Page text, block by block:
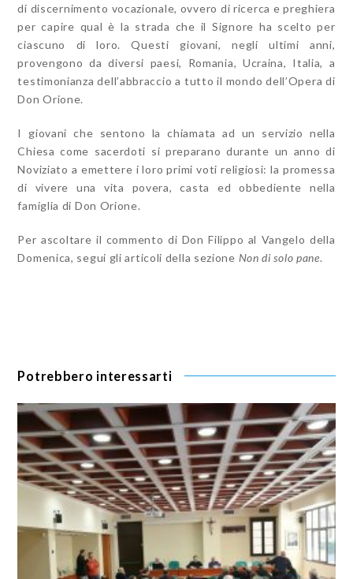
di discernimento vocazionale, ovvero di ricerca e preghiera
per capire qual è la strada che il Signore ha scelto per
ciascuno di loro. Questi giovani, negli ultimi anni,
provengono da diversi paesi, Romania, Ucraina, Italia, a
testimonianza dell’abbraccio a tutto il mondo dell’Opera di
Don Orione.
I giovani che sentono la chiamata ad un servizio nella
Chiesa come sacerdoti si preparano durante un anno di
Noviziato a emettere i loro primi voti religiosi: la promessa
di vivere una vita povera, casta ed obbediente nella
famiglia di Don Orione.
Per ascoltare il commento di Don Filippo al Vangelo della
Domenica, segui gli articoli della sezione Non di solo pane.
Potrebbero interessarti